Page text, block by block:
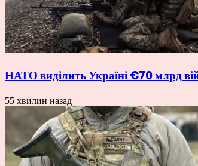
НАТО виділить Україні €70 млрд
55 хвилин назад